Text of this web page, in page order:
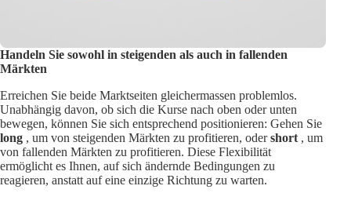
Handeln Sie sowohl in steigenden als auch in fallenden
Märkten
Erreichen Sie beide Marktseiten gleichermassen problemlos.
Unabhängig davon, ob sich die Kurse nach oben oder unten
bewegen, können Sie sich entsprechend positionieren: Gehen Sie
long , um von steigenden Märkten zu profitieren, odershort , um
von fallenden Märkten zu profitieren. Diese Flexibilität
ermöglicht es Ihnen, auf sich ändernde Bedingungen zu
reagieren, anstatt auf eine einzige Richtung zu warten.